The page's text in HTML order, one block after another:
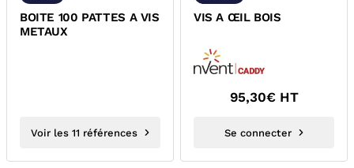
BOITE 100 PATTES A VIS
METAUX
Voir les 11 références
VIS A ŒIL BOIS
95,30€ HT
Se connecter